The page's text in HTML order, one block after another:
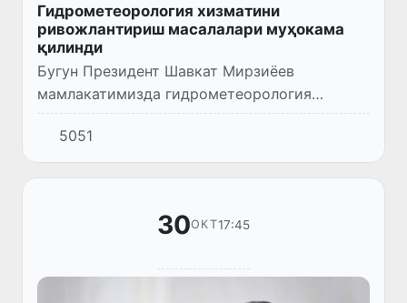
Гидрометеорология хизматини
ривожлантириш масалалари муҳокама
қилинди
Бугун Президент Шавкат Мирзиёев
мамлакатимизда гидрометеорология
хизмати фаолиятини такомиллаштириш
бўйича устувор вазифалар муҳокамаси
юзасидан йиғилиш ўтказди.
5051
30ОКТ17:45